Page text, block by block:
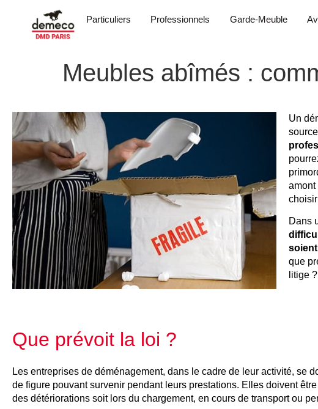
Particuliers Professionnels Garde-Meuble
Meubles abîmés :
Un
amont
Dans
que
litige ?
Que prévoit la loi ?
Les entreprises de déménagement, dans le cadre de leur activité, se
de figure pouvant survenir pendant leurs prestations. Elles doivent
des détériorations soit lors du chargement, en cours de transport ou